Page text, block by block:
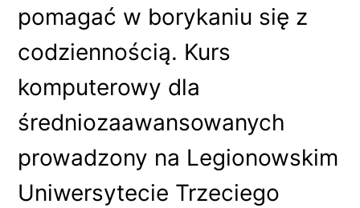
pomagać w borykaniu się z
codziennością. Kurs
komputerowy dla
średniozaawansowanych
prowadzony na Legionowskim
Uniwersytecie Trzeciego